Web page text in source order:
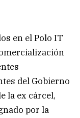
en el Polo IT
del Gobierno
la ex cárcel,
por la